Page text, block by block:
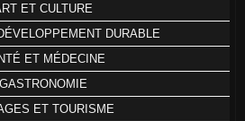
ET CULTURE
DURABLE
ET MÉDECINE
GASTRONOMIE
ET TOURISME